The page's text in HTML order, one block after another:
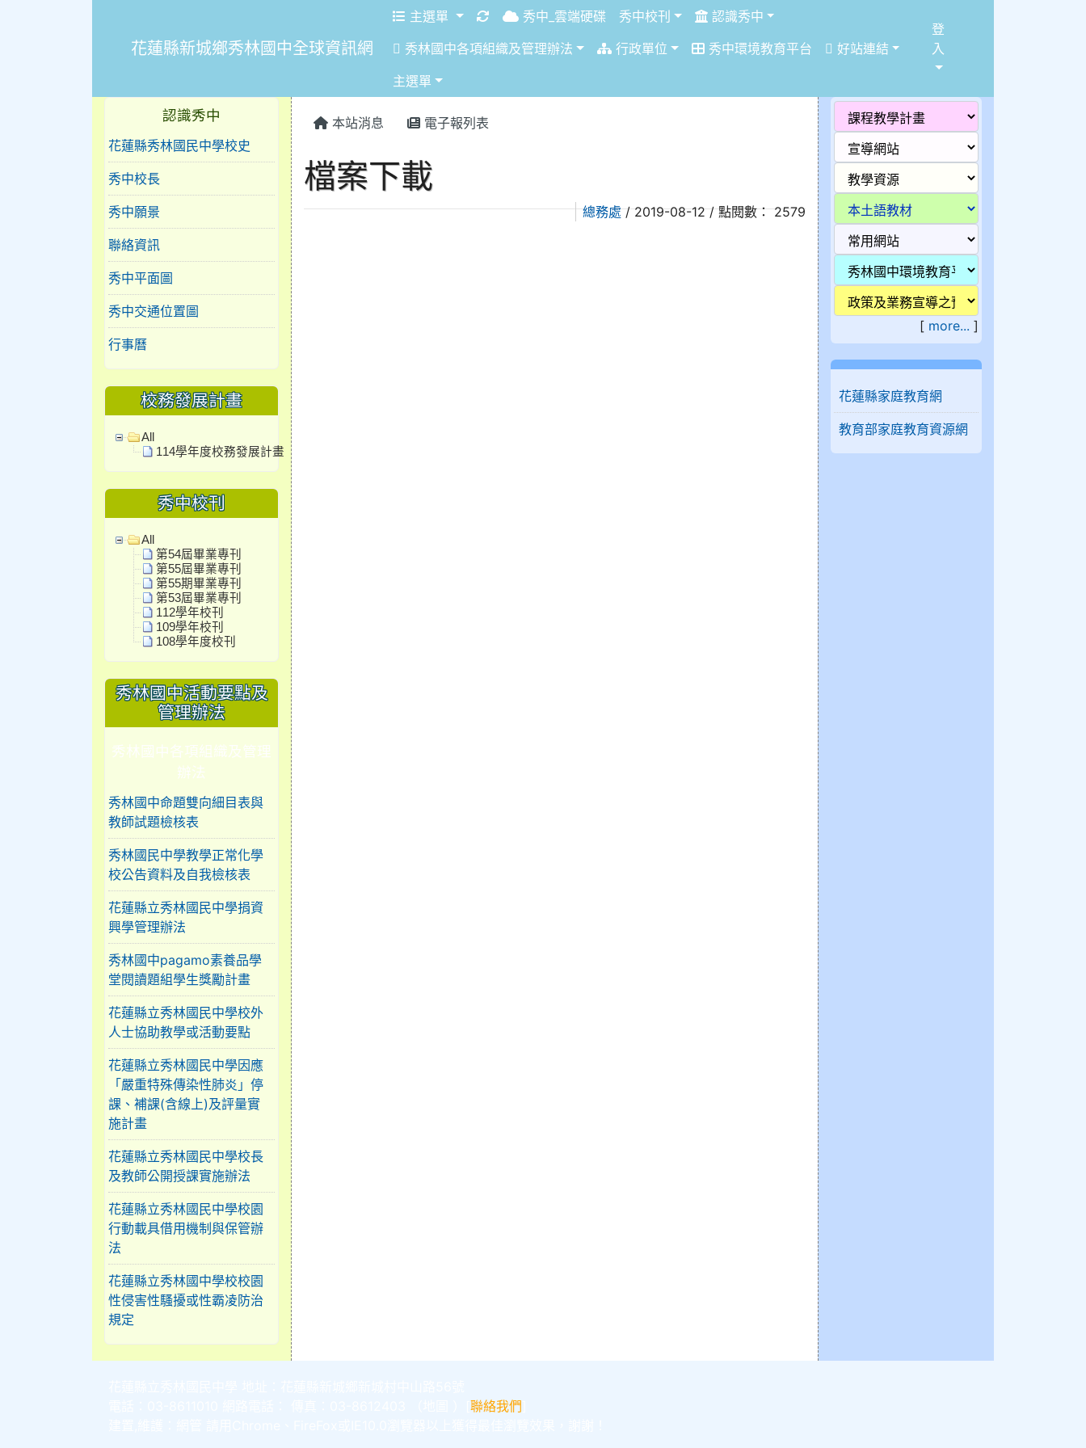
花蓮縣新城鄉秀林國中全球資訊網
主選單 重新取得佈景設定
秀中_雲端硬碟 秀中校刊
認識秀中
秀林國中各項組織及管理辦法
行政單位 秀中環境教育平台
好站連結
主選單
登
入
本站消息 電子報列表
檔案下載
總務處/ 2019-08-12 / 點閱數： 2579
認識秀中
花蓮縣秀林國民中學校史
秀中校長
秀中願景
聯絡資訊
秀中平面圖
秀中交通位置圖
行事曆
校務發展計畫
All
114學年度校務發展計畫
秀中校刊
All
第54屆畢業專刊
第55屆畢業專刊
第55期畢業專刊
第53屆畢業專刊
112學年校刊
109學年校刊
108學年度校刊
秀林國中活動要點及
管理辦法
秀林國中各項組織及管理
辦法
秀林國中命題雙向細目表與
教師試題檢核表
秀林國民中學教學正常化學
校公告資料及自我檢核表
花蓮縣立秀林國民中學捐資
興學管理辦法
秀林國中pagamo素養品學
堂閱讀題組學生獎勵計畫
花蓮縣立秀林國民中學校外
人士協助教學或活動要點
花蓮縣立秀林國民中學因應
「嚴重特殊傳染性肺炎」停
課、補課(含線上)及評量實
施計畫
花蓮縣立秀林國民中學校長
及教師公開授課實施辦法
花蓮縣立秀林國民中學校園
行動載具借用機制與保管辦
法
花蓮縣立秀林國中學校校園
性侵害性騷擾或性霸凌防治
規定
[ more... ]
花蓮縣家庭教育網
教育部家庭教育資源網
）[聯絡我們